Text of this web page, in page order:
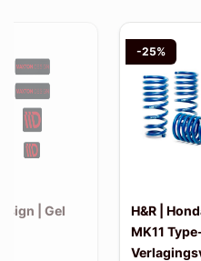
| Gel
-25%
H&R |
MK11 Type-